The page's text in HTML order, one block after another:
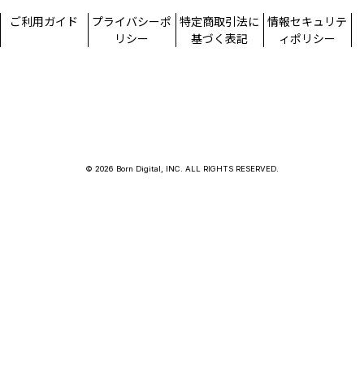
ご利用ガイド
プライバシーポ
リシー
特定商取引法に
基づく表記
情報セキュリテ
ィポリシー
© 2026 Born Digital, INC. ALL RIGHTS RESERVED.